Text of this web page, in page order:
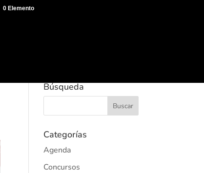
Búsqueda
Categorías
Agenda
Concursos